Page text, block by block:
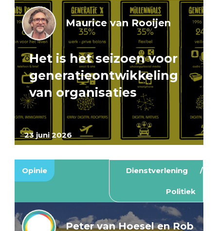
23 juni 2026
Maurice van Rooijen
Het is het seizoen voor
generatieontwikkeling
van organisaties
Opinie Dienstverlening
Politiek
Peter van Hoesel en Rob